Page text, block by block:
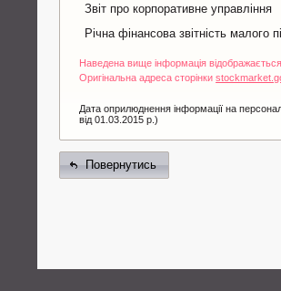
Звіт про корпоративне управління
Річна фінансова звітність малого
Наведена вище інформація
Оригінальна адреса сторінки
Дата оприлюднення інформації на
від 01.03.2015 р.)
Повернутись